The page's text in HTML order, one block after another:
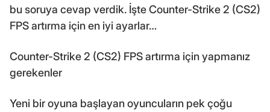
bu soruya cevap verdik. İşte Counter-Strike 2 (CS2)
FPS artırma için en iyi ayarlar…
Counter-Strike 2 (CS2) FPS artırma için yapmanız
gerekenler
Yeni bir oyuna başlayan oyuncuların pek çoğu